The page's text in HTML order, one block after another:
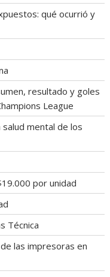
qué ocurrió y
resultado y goles
League
mental de los
por unidad
Técnica
las impresoras en